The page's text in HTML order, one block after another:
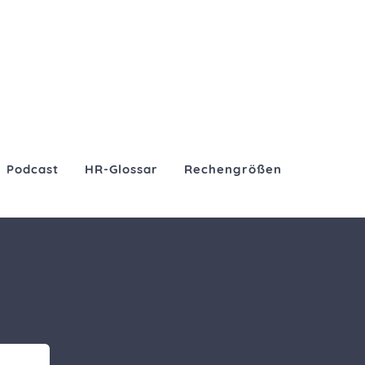
Podcast HR-Glossar Rechengrößen